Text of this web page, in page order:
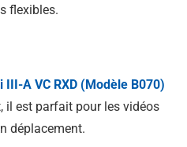
flexibles.
A VC RXD (Modèle B070)
il est parfait pour les vidéos
déplacement.